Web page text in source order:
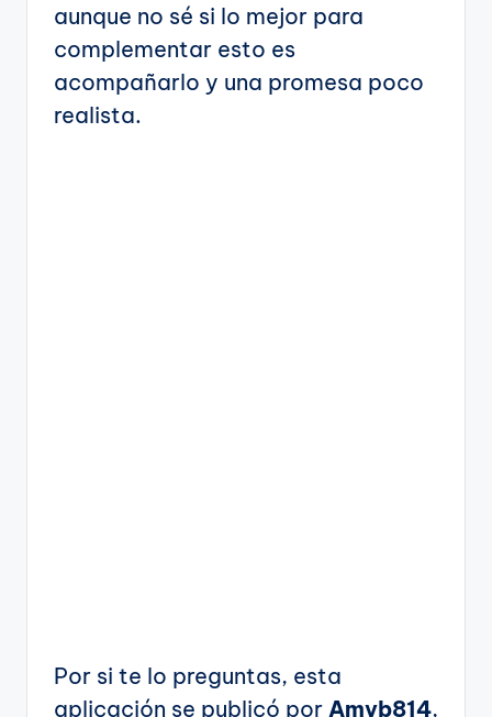
aunque no sé si lo mejor para
complementar esto es
acompañarlo y una promesa poco
realista.
Por si te lo preguntas, esta
aplicación se publicó por Amyb814,